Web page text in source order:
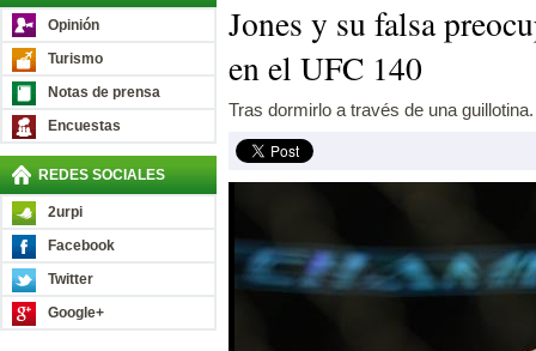
Opinión
Turismo
Notas de prensa
Encuestas
REDES SOCIALES
2urpi
Facebook
Twitter
Google+
Jones y su falsa
en el UFC 140
Tras dormirlo a través de una guillotina.